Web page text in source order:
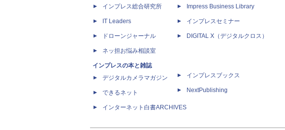
インプレス総合研究所
IT Leaders
ドローンジャーナル
ネッ担お悩み相談室
インプレスの本と雑誌
デジタルカメラマガジン
できるネット
インターネット白書ARCHIVES
Impress Business Library
インプレスセミナー
DIGITAL X（デジタルクロス）
インプレスブックス
NextPublishing